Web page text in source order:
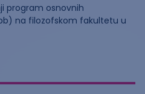
program osnovnih
na filozofskom fakultetu u